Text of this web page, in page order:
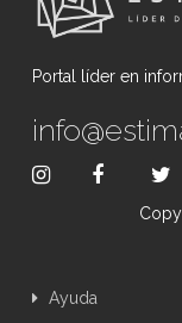
Portal líder en
Ayuda